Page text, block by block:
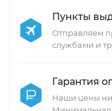
Пункты
Отправляем
службами и
Гарантия
Наши цены